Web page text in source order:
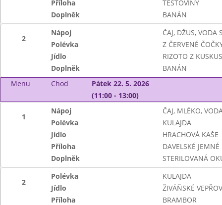
Příloha
TĚSTOVINY
Doplněk
BANÁN
2
Nápoj
ČAJ, DŽUS, VODA
Polévka
Z ČERVENÉ
Jídlo
RIZOTO Z
Doplněk
BANÁN
Menu
Chod
Pátek 22. 5. 2026
(11:00 - 13:00)
1
Nápoj
ČAJ, MLÉKO,
Polévka
KULAJDA
Jídlo
HRACHOVÁ KAŠE
Příloha
DAVELSKÉ
Doplněk
STERILOVANÁ
2
Polévka
KULAJDA
Jídlo
ŽIVÁŇSKÉ
Příloha
BRAMBOR